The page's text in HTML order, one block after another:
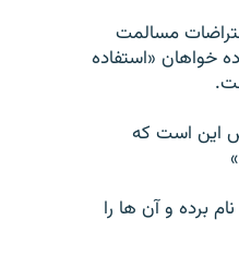
مسالمت
خواهان «استفاده
اين است که
برده و آن ها را